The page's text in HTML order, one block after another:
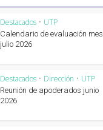
Destacados • UTP
Calendario de evaluación mes
julio 2026
Destacados • Dirección • UTP
Reunión de apoderados junio
2026